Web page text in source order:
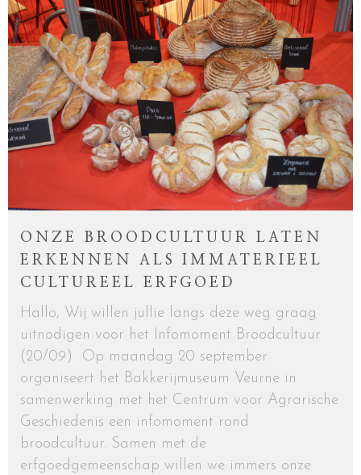
ONZE BROODCULTUUR LATEN
ERKENNEN ALS IMMATERIEEL
CULTUREEL ERFGOED
Hallo, Wij willen jullie langs deze weg graag
uitnodigen voor het Infomoment Broodcultuur
(20/09) Op maandag 20 september
organiseert het Bakkerijmuseum Veurne in
samenwerking met het Centrum voor Agrarische
Geschiedenis een infomoment rond
broodcultuur. Samen met de
erfgoedgemeenschap willen we immers onze